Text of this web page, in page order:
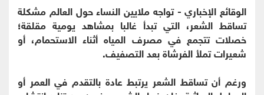
الوقائع الإخباري - تواجه ملايين النساء حول العالم مشكلة
تساقط الشعر، التي تبدأ غالبا بمشاهد يومية مقلقة؛
خصلات تتجمع في مصرف المياه أثناء الاستحمام، أو
شعيرات تملأ الفرشاة بعد التصفيف.
ورغم أن تساقط الشعر يرتبط عادة بالتقدم في العمر أو